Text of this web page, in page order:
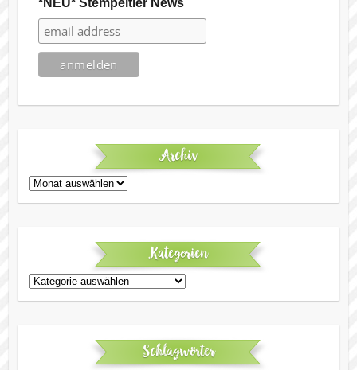
*NEU* Stempeltier News
Archiv
Archiv
Kategorien
Kategorien
Schlagwörter